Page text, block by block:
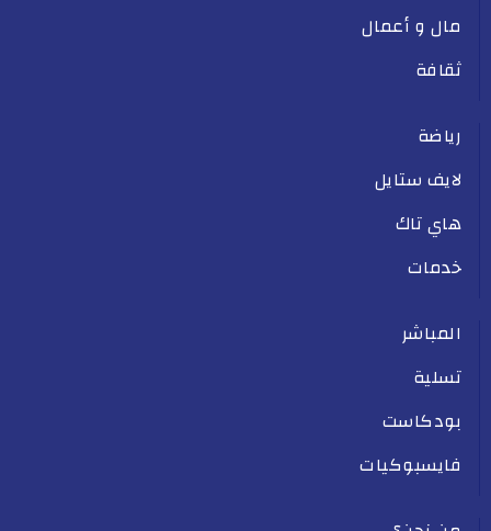
مال و أعمال
ثقافة
رياضة
لايف ستايل
هاي تاك
خدمات
المباشر
تسلية
بودكاست
فايسبوكيات